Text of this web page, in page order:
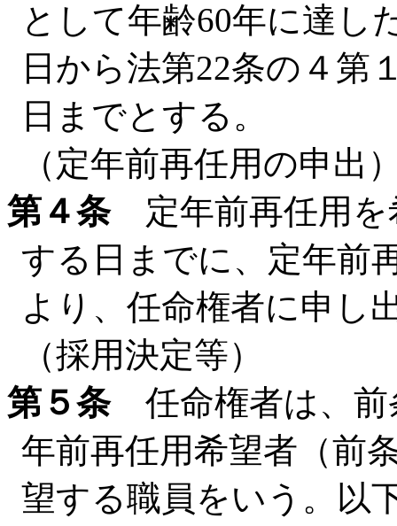
として年齢60年に達し
日から法第22条の４第
日までとする。
（定年前再任用の申出
第４条定年前再任用を
する日までに、定年前
より、任命権者に申し
（採用決定等）
第５条任命権者は、前
年前再任用希望者（前
望する職員をいう。以